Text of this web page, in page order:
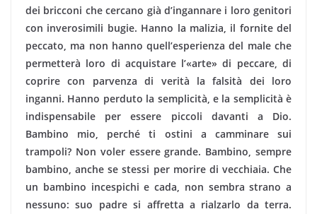
dei bricconi che cercano già d’ingannare i loro genitori
con inverosimili bugie. Hanno la malizia, il fornite del
peccato, ma non han­no quell’esperienza del male che
permetterà loro di ac­quistare l’«arte» di peccare, di
coprire con parvenza di verità la falsità dei loro
inganni. Hanno perduto la semplicità, e la semplicità è
indi­spensabile per essere piccoli davanti a Dio.
Bambino mio, perché ti ostini a camminare sui
trampoli? Non voler essere grande. Bambino, sempre
bam­bino, anche se stessi per morire di vecchiaia. Che
un bambino incespichi e cada, non sembra strano a
nes­suno: suo padre si affretta a rialzarlo da terra.